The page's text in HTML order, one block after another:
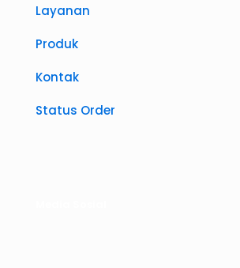
Layanan
Produk
Kontak
Status Order